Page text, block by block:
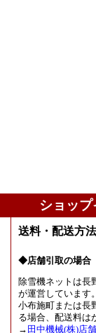
ショッ
送料・配送方
◆店舗引取の場合
除雪機ネットは長
が運営しています
小布施町または長
る場合、配送料は
→ 田中機械(株)店